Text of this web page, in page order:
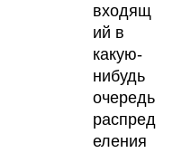
входящ
ий в
какую-
нибудь
очередь
распред
еления